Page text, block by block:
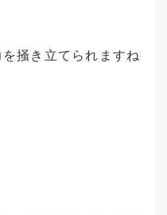
掻き立てられますね